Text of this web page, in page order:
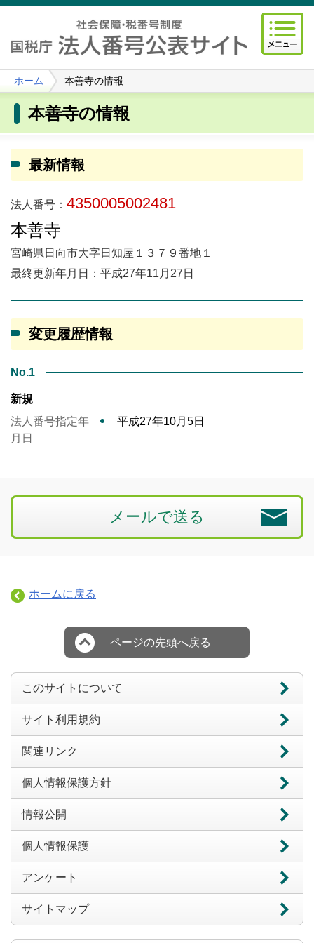
ホーム 本善寺の情報
本善寺の情報
最新情報
法人番号： 4350005002481
本善寺
宮崎県日向市大字日知屋１３７９番地１
最終更新年月日：平成27年11月27日
変更履歴情報
No.1
新規
法人番号指定年
月日
平成27年10月5日
メールで送る
ホームに戻る
ページの先頭へ戻る
このサイトについて
サイト利用規約
関連リンク
個人情報保護方針
情報公開
個人情報保護
アンケート
サイトマップ